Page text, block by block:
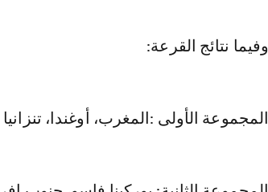
وفيما نتائج القرعة:
المجموعة الأولى :المغرب، أوغندا، تنزانيا